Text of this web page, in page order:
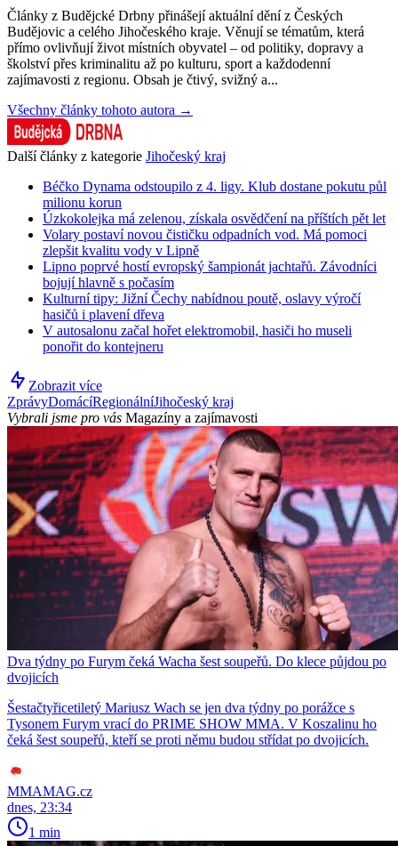
Články z Budějcké Drbny přinášejí aktuální dění z Českých
Budějovic a celého Jihočeského kraje. Věnují se tématům, která
přímo ovlivňují život místních obyvatel – od politiky, dopravy a
školství přes kriminalitu až po kulturu, sport a každodenní
zajímavosti z regionu. Obsah je čtivý, svižný a...
Všechny články tohoto autora →
Další články z kategorie Jihočeský kraj
Béčko Dynama odstoupilo z 4. ligy. Klub dostane pokutu půl
milionu korun
Úzkokolejka má zelenou, získala osvědčení na příštích pět let
Volary postaví novou čističku odpadních vod. Má pomoci
zlepšit kvalitu vody v Lipně
Lipno poprvé hostí evropský šampionát jachtařů. Závodníci
bojují hlavně s počasím
Kulturní tipy: Jižní Čechy nabídnou poutě, oslavy výročí
hasičů i plavení dřeva
V autosalonu začal hořet elektromobil, hasiči ho museli
ponořit do kontejneru
Zobrazit více
ZprávyDomácíRegionálníJihočeský kraj
Vybrali jsme pro vás Magazíny a zajímavosti
Dva týdny po Furym čeká Wacha šest soupeřů. Do klece půjdou po
dvojicích
Šestačtyřicetiletý Mariusz Wach se jen dva týdny po porážce s
Tysonem Furym vrací do PRIME SHOW MMA. V Koszalinu ho
čeká šest soupeřů, kteří se proti němu budou střídat po dvojicích.
MMAMAG.cz
dnes, 23:34
1 min